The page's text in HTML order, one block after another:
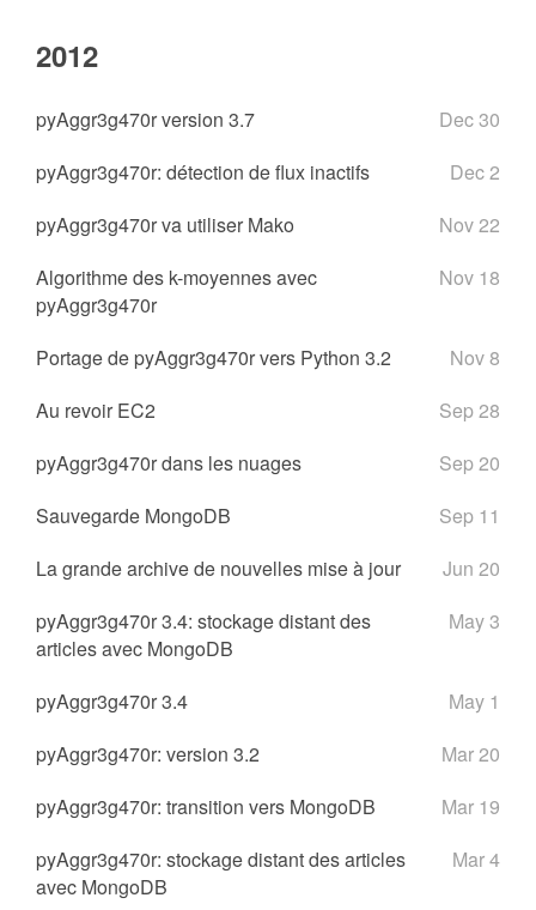
2012
pyAggr3g470r version 3.7
Dec 30
pyAggr3g470r: détection de flux inactifs
Dec 2
pyAggr3g470r va utiliser Mako
Nov 22
Algorithme des k-moyennes avec
pyAggr3g470r
Nov 18
Portage de pyAggr3g470r vers Python 3.2
Nov 8
Au revoir EC2
Sep 28
pyAggr3g470r dans les nuages
Sep 20
Sauvegarde MongoDB
Sep 11
La grande archive de nouvelles mise à jour
Jun 20
pyAggr3g470r 3.4: stockage distant des
articles avec MongoDB
May 3
pyAggr3g470r 3.4
May 1
pyAggr3g470r: version 3.2
Mar 20
pyAggr3g470r: transition vers MongoDB
Mar 19
pyAggr3g470r: stockage distant des articles
avec MongoDB
Mar 4